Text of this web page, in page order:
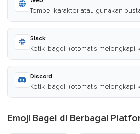
Tempel karakter atau gunakan
Slack
Ketik :bagel: (otomatis melengkapi
Discord
Ketik :bagel: (otomatis melengkapi
Emoji Bagel di Berbagai